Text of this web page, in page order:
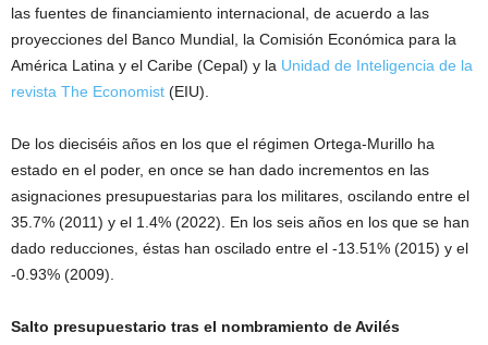
las fuentes de financiamiento internacional, de acuerdo a las
proyecciones del Banco Mundial, la Comisión Económica para la
América Latina y el Caribe (Cepal) y la Unidad de Inteligencia de la
revista The Economist (EIU).
De los dieciséis años en los que el régimen Ortega-Murillo ha
estado en el poder, en once se han dado incrementos en las
asignaciones presupuestarias para los militares, oscilando entre el
35.7% (2011) y el 1.4% (2022). En los seis años en los que se han
dado reducciones, éstas han oscilado entre el -13.51% (2015) y el
-0.93% (2009).
Salto presupuestario tras el nombramiento de Avilés